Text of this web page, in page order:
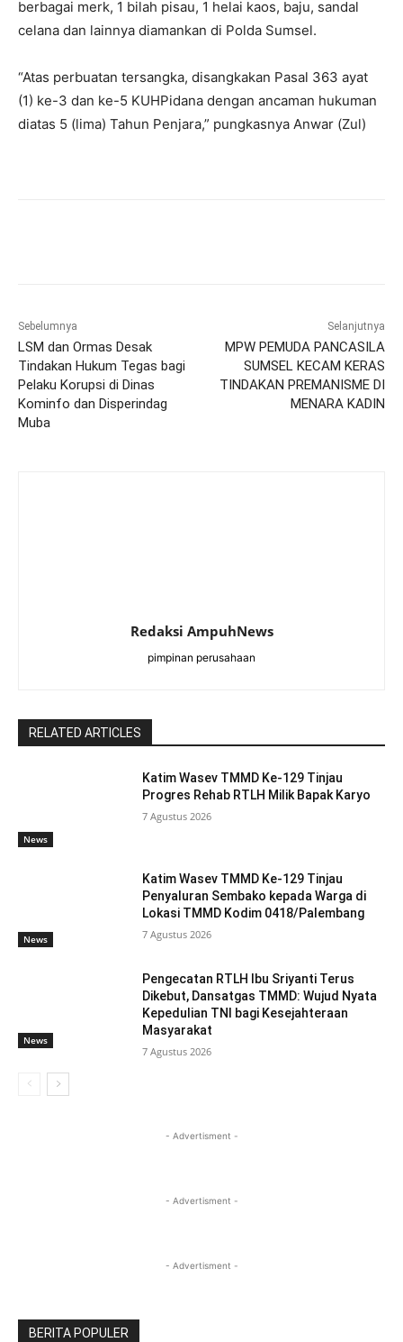
berbagai merk, 1 bilah pisau, 1 helai kaos, baju, sandal
celana dan lainnya diamankan di Polda Sumsel.
“Atas perbuatan tersangka, disangkakan Pasal 363 ayat
(1) ke-3 dan ke-5 KUHPidana dengan ancaman hukuman
diatas 5 (lima) Tahun Penjara,” pungkasnya Anwar (Zul)
Sebelumnya
LSM dan Ormas Desak
Tindakan Hukum Tegas bagi
Pelaku Korupsi di Dinas
Kominfo dan Disperindag
Muba
Selanjutnya
MPW PEMUDA PANCASILA
SUMSEL KECAM KERAS
TINDAKAN PREMANISME DI
MENARA KADIN
Redaksi AmpuhNews
pimpinan perusahaan
RELATED ARTICLES
News
Katim Wasev TMMD Ke-129 Tinjau
Progres Rehab RTLH Milik Bapak Karyo
7 Agustus 2026
News
Katim Wasev TMMD Ke-129 Tinjau
Penyaluran Sembako kepada Warga di
Lokasi TMMD Kodim 0418/Palembang
7 Agustus 2026
News
Pengecatan RTLH Ibu Sriyanti Terus
Dikebut, Dansatgas TMMD: Wujud Nyata
Kepedulian TNI bagi Kesejahteraan
Masyarakat
7 Agustus 2026
- Advertisment -
- Advertisment -
- Advertisment -
BERITA POPULER